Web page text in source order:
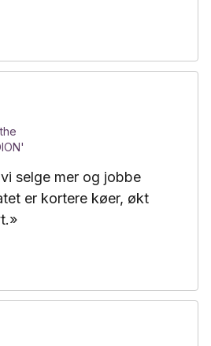
selge mer og jobbe
er kortere køer, økt